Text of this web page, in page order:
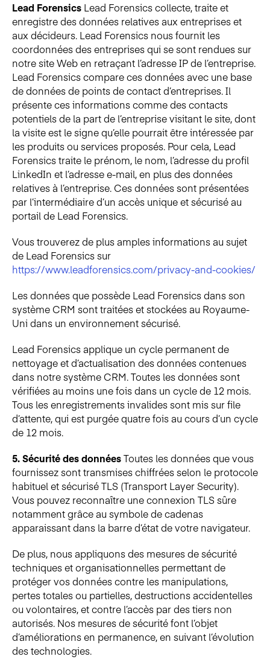
Lead Forensics Lead Forensics collecte, traite et
enregistre des données relatives aux entreprises et
aux décideurs. Lead Forensics nous fournit les
coordonnées des entreprises qui se sont rendues sur
notre site Web en retraçant l’adresse IP de l’entreprise.
Lead Forensics compare ces données avec une base
de données de points de contact d’entreprises. Il
présente ces informations comme des contacts
potentiels de la part de l’entreprise visitant le site, dont
la visite est le signe qu’elle pourrait être intéressée par
les produits ou services proposés. Pour cela, Lead
Forensics traite le prénom, le nom, l’adresse du profil
LinkedIn et l’adresse e-mail, en plus des données
relatives à l’entreprise. Ces données sont présentées
par l’intermédiaire d’un accès unique et sécurisé au
portail de Lead Forensics.
Vous trouverez de plus amples informations au sujet
de Lead Forensics sur
https://www.leadforensics.com/privacy-and-cookies/
Les données que possède Lead Forensics dans son
système CRM sont traitées et stockées au Royaume-
Uni dans un environnement sécurisé.
Lead Forensics applique un cycle permanent de
nettoyage et d’actualisation des données contenues
dans notre système CRM. Toutes les données sont
vérifiées au moins une fois dans un cycle de 12 mois.
Tous les enregistrements invalides sont mis sur file
d’attente, qui est purgée quatre fois au cours d’un cycle
de 12 mois.
5. Sécurité des donnéesToutes les données que vous
fournissez sont transmises chiffrées selon le protocole
habituel et sécurisé TLS (Transport Layer Security).
Vous pouvez reconnaître une connexion TLS sûre
notamment grâce au symbole de cadenas
apparaissant dans la barre d’état de votre navigateur.
De plus, nous appliquons des mesures de sécurité
techniques et organisationnelles permettant de
protéger vos données contre les manipulations,
pertes totales ou partielles, destructions accidentelles
ou volontaires, et contre l’accès par des tiers non
autorisés. Nos mesures de sécurité font l’objet
d’améliorations en permanence, en suivant l’évolution
des technologies.